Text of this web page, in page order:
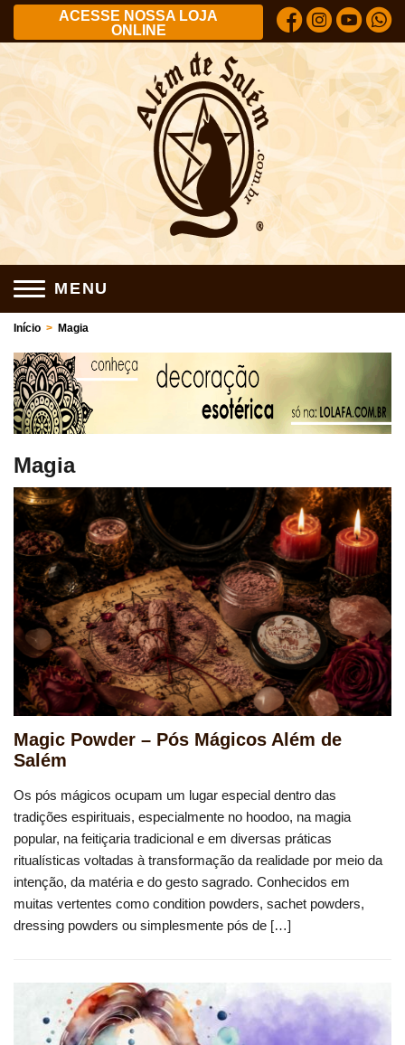
ACESSE NOSSA LOJA
ONLINE
MENU
Início > Magia
Magia
Magic Powder – Pós Mágicos Além de
Salém
Os pós mágicos ocupam um lugar especial dentro das
tradições espirituais, especialmente no hoodoo, na magia
popular, na feitiçaria tradicional e em diversas práticas
ritualísticas voltadas à transformação da realidade por meio da
intenção, da matéria e do gesto sagrado. Conhecidos em
muitas vertentes como condition powders, sachet powders,
dressing powders ou simplesmente pós de […]